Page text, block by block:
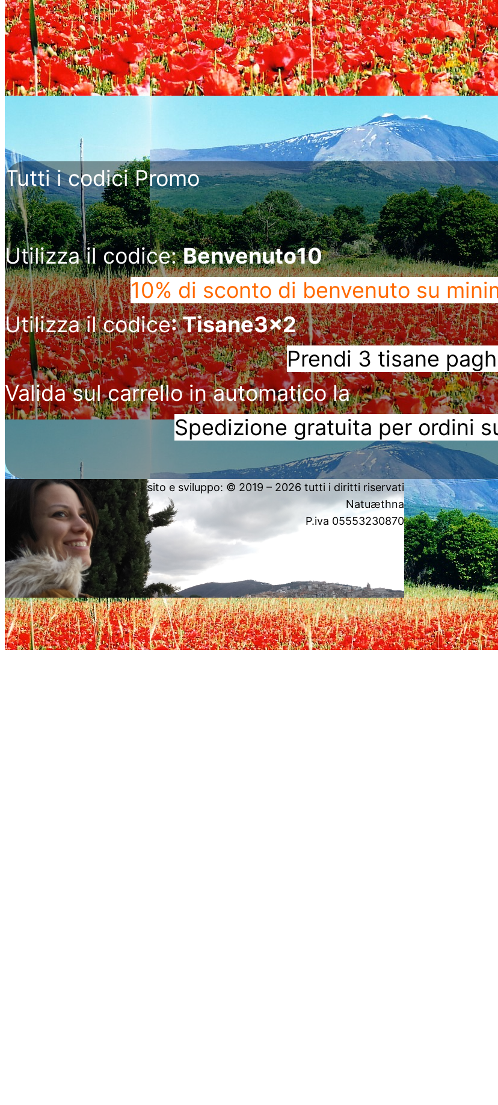
Tutti i codici Promo
Utilizza il codice:Benvenuto10
10% di sconto di benvenuto su
Utilizza il codice: Tisane3x2
Prendi 3 tisane
Valida sul carrello in automatico la
Spedizione gratuita per ordini
sito e sviluppo: © 2019 – 2026 tutti i diritti riservati
Natuæthna
P.iva 05553230870